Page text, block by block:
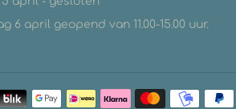
6 april geopend van 11.00-15.00 uur.